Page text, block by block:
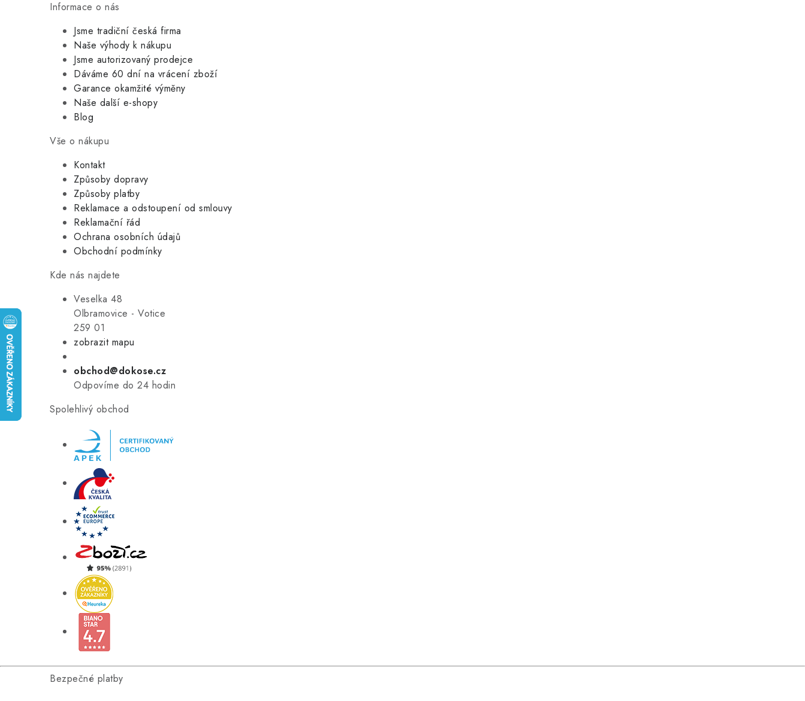
Informace o nás
Jsme tradiční česká firma
Naše výhody k nákupu
Jsme autorizovaný prodejce
Dáváme 60 dní na vrácení zboží
Garance okamžité výměny
Naše další e-shopy
Blog
Vše o nákupu
Kontakt
Způsoby dopravy
Způsoby platby
Reklamace a odstoupení od smlouvy
Reklamační řád
Ochrana osobních údajů
Obchodní podmínky
Kde nás najdete
Veselka 48
Olbramovice - Votice
259 01
zobrazit mapu
obchod@dokose.cz
Odpovíme do 24 hodin
Spolehlivý obchod
Bezpečné platby